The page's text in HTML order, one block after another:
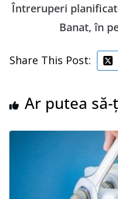
Întreruperi
Banat, în
Share This Post:
Ar putea